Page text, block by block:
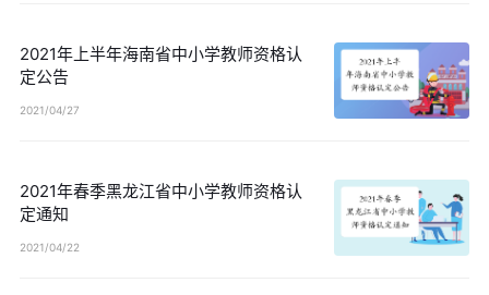
2021年上半年海南省中小学教师资格认
定公告
2021/04/27
2021年春季黑龙江省中小学教师资格认
定通知
2021/04/22